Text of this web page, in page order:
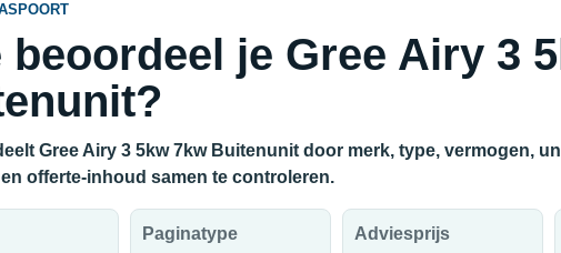
beoordeel je Gree Airy 3
Gree Airy 3 5kw 7kw Buitenunit door merk, type, vermogen,
offerte-inhoud samen te controleren.
Paginatype
Adviesprijs